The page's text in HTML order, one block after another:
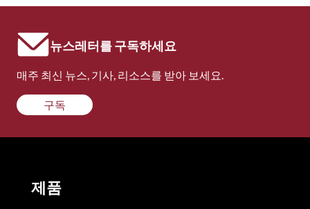
뉴스레터를 구독하세요
매주 최신 뉴스, 기사, 리소스를 받아 보세요.
구독
제품